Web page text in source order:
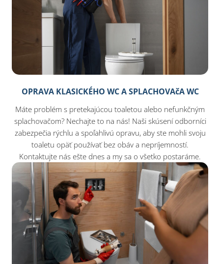
OPRAVA KLASICKÉHO WC A SPLACHOVAčA WC
Máte problém s pretekajúcou toaletou alebo nefunkčným
splachovačom? Nechajte to na nás! Naši skúsení odborníci
zabezpečia rýchlu a spoľahlivú opravu, aby ste mohli svoju
toaletu opäť používať bez obáv a nepríjemností.
Kontaktujte nás ešte dnes a my sa o všetko postaráme.